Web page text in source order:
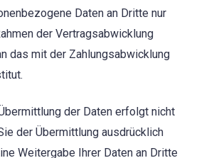
Daten an Dritte nur
der Vertragsabwicklung
das mit der Zahlungsabwicklung
der Daten erfolgt nicht
der Übermittlung ausdrücklich
Weitergabe Ihrer Daten an Dritte